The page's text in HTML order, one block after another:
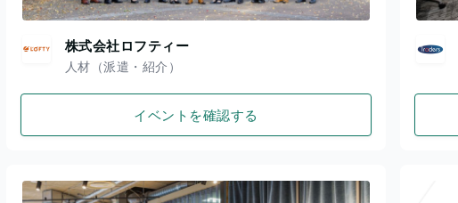
株式会社ロフティー
人材（派遣・紹介）
イベントを確認する